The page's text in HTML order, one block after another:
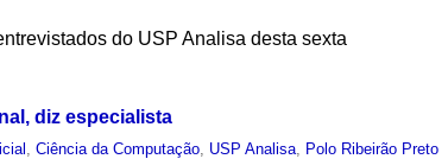
do USP Analisa desta sexta
diz especialista
,Ciência da Computação USP Analisa Polo Ribeirão Preto